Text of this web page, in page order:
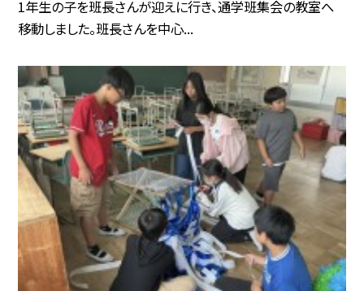
1年生の子を班長さんが迎えに行き、通学班集会の教室へ
移動しました。班長さんを中心...